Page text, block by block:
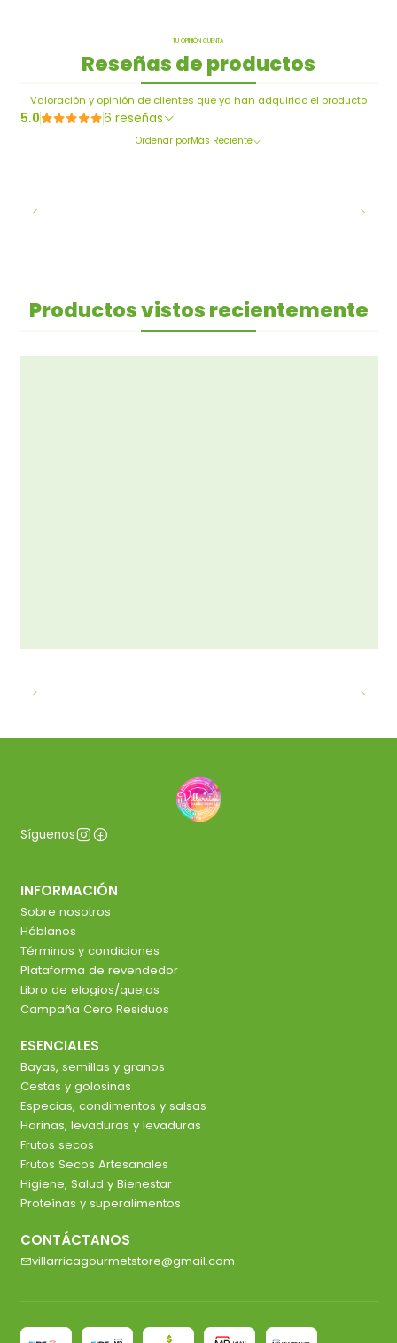
TU OPINIÓN CUENTA
Reseñas de productos
Valoración y opinión de clientes que ya han adquirido el producto
5.0 6 reseñas
Ordenar porMás Reciente
Productos vistos recientemente
Síguenos
INFORMACIÓN
Sobre nosotros
Háblanos
Términos y condiciones
Plataforma de revendedor
Libro de elogios/quejas
Campaña Cero Residuos
ESENCIALES
Bayas, semillas y granos
Cestas y golosinas
Especias, condimentos y salsas
Harinas, levaduras y levaduras
Frutos secos
Frutos Secos Artesanales
Higiene, Salud y Bienestar
Proteínas y superalimentos
CONTÁCTANOS
villarricagourmetstore@gmail.com